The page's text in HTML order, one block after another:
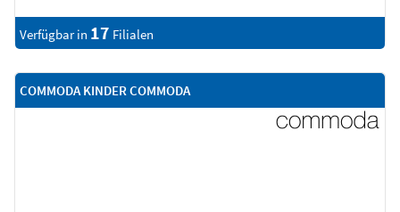
Verfügbar in 17 Filialen
COMMODA KINDER COMMODA